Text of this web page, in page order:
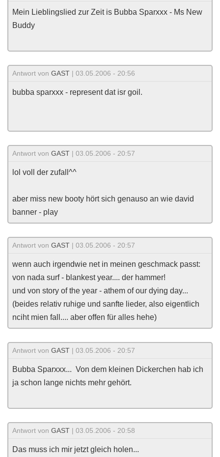
Mein Lieblingslied zur Zeit is Bubba Sparxxx - Ms New
Buddy
Antwort von GAST | 03.05.2006 - 20:56
bubba sparxxx - represent dat isr goil.
Antwort von GAST | 03.05.2006 - 20:57
lol voll der zufall^^
aber miss new booty hört sich genauso an wie david
banner - play
Antwort von GAST | 03.05.2006 - 20:57
wenn auch irgendwie net in meinen geschmack passt:
von nada surf - blankest year.... der hammer!
und von story of the year - athem of our dying day...
(beides relativ ruhige und sanfte lieder, also eigentlich
nciht mien fall.... aber offen für alles hehe)
Antwort von GAST | 03.05.2006 - 20:57
Bubba Sparxxx... Von dem kleinen Dickerchen hab ich
ja schon lange nichts mehr gehört.
Antwort von GAST | 03.05.2006 - 20:58
Das muss ich mir jetzt gleich holen...